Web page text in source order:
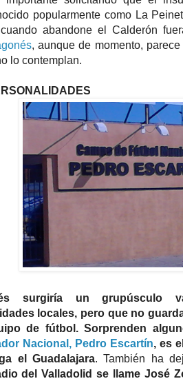
popularmente como La
abandone el Calderón
, aunque de momento,
lo contemplan.
surgiría un grupúsculo
locales, pero que no
de fútbol. Sorprenden
Nacional, Pedro Escartín, es
el Guadalajara. También ha
del Valladolid se llame José